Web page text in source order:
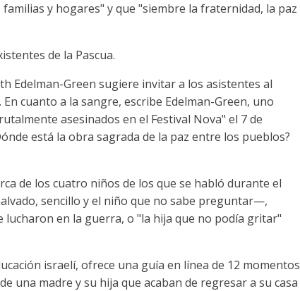
y hogares" y que "siembre la fraternidad, la paz
de la Pascua.
Edelman-Green sugiere invitar a los asistentes al
cuanto a la sangre, escribe Edelman-Green, uno
asesinados en el Festival Nova" el 7 de
está la obra sagrada de la paz entre los pueblos?
de los cuatro niños de los que se habló durante el
sencillo y el niño que no sabe preguntar—,
en la guerra, o "la hija que no podía gritar"
israelí, ofrece una guía en línea de 12 momentos
una madre y su hija que acaban de regresar a su casa